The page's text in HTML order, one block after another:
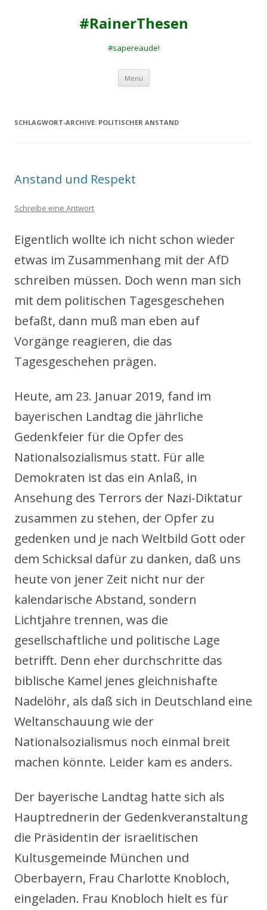
#RainerThesen
#sapereaude!
Menü Zum
springen
SCHLAGWORT-ARCHIVE: POLITISCHER ANSTAND
Anstand und Respekt
Schreibe eine Antwort
Eigentlich wollte ich nicht schon wieder
etwas im Zusammenhang mit der AfD
schreiben müssen. Doch wenn man sich
mit dem politischen Tagesgeschehen
befaßt, dann muß man eben auf
Vorgänge reagieren, die das
Tagesgeschehen prägen.
Heute, am 23. Januar 2019, fand im
bayerischen Landtag die jährliche
Gedenkfeier für die Opfer des
Nationalsozialismus statt. Für alle
Demokraten ist das ein Anlaß, in
Ansehung des Terrors der Nazi-Diktatur
zusammen zu stehen, der Opfer zu
gedenken und je nach Weltbild Gott oder
dem Schicksal dafür zu danken, daß uns
heute von jener Zeit nicht nur der
kalendarische Abstand, sondern
Lichtjahre trennen, was die
gesellschaftliche und politische Lage
betrifft. Denn eher durchschritte das
biblische Kamel jenes gleichnishafte
Nadelöhr, als daß sich in Deutschland eine
Weltanschauung wie der
Nationalsozialismus noch einmal breit
machen könnte. Leider kam es anders.
Der bayerische Landtag hatte sich als
Hauptrednerin der Gedenkveranstaltung
die Präsidentin der israelitischen
Kultusgemeinde München und
Oberbayern, Frau Charlotte Knobloch,
eingeladen. Frau Knobloch hielt es für